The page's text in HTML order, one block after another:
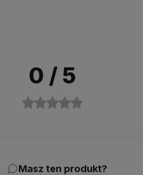
0 / 5
Masz ten produkt?